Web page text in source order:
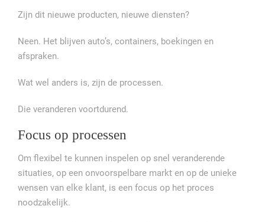
Zijn dit nieuwe producten, nieuwe diensten?
Neen. Het blijven auto’s, containers, boekingen en
afspraken.
Wat wel anders is, zijn de processen.
Die veranderen voortdurend.
Focus op processen
Om flexibel te kunnen inspelen op snel veranderende
situaties, op een onvoorspelbare markt en op de unieke
wensen van elke klant, is een focus op het proces
noodzakelijk.